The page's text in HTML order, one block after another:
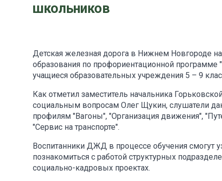
школьников
Детская железная дорога в Нижнем Новгороде
образования по профориентационной
учащиеся образовательных учреждения 5 – 9
Как отметил заместитель начальника
социальным вопросам Олег Щукин, слушатели
профилям "Вагоны", "Организация движения",
"Сервис на транспорте".
Воспитанники ДЖД в процессе обучения смогут
познакомиться с работой структурных
социально-кадровых проектах.